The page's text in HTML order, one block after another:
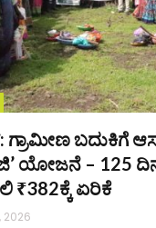
ಗ್ರಾಮೀಣ ಬದುಕಿಗೆ
ಯೋಜನೆ – 125
₹382ಕ್ಕೆ ಏರಿಕೆ
2026